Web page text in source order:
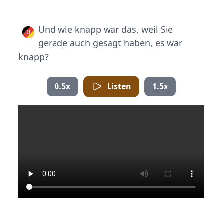
Und wie knapp war das, weil Sie
gerade auch gesagt haben, es war
knapp?
0.5x Listen 1.5x